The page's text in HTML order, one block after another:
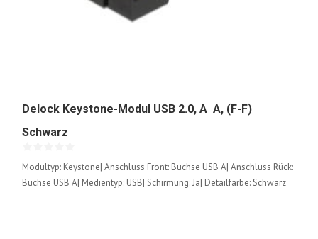
Delock Keystone-Modul USB 2.0, A  A, (f-F)
Schwarz
Modultyp: Keystone| Anschluss Front: Buchse USB A| Anschluss Rück:
Buchse USB A| Medientyp: USB| Schirmung: Ja| Detailfarbe: Schwarz